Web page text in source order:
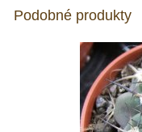
Podobné produkty